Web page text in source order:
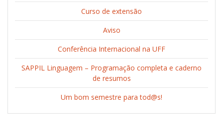
Curso de extensão
Aviso
Conferência Internacional na UFF
SAPPIL Linguagem – Programação completa e caderno
de resumos
Um bom semestre para tod@s!